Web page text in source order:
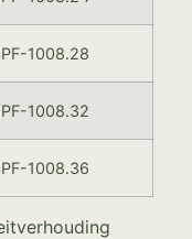
1008.28
1008.32
1008.36